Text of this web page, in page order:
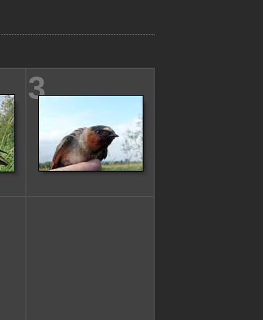
3